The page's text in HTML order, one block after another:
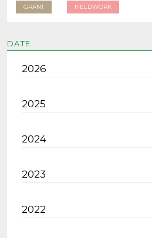
GRANT FIELDWORK
DATE
2026
2025
2024
2023
2022